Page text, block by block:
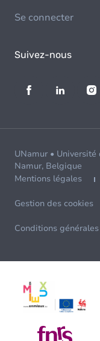
Se connecter
Suivez-nous
UNamur •
Namur, Belgique
Mentions légales
Gestion des cookies
Conditions